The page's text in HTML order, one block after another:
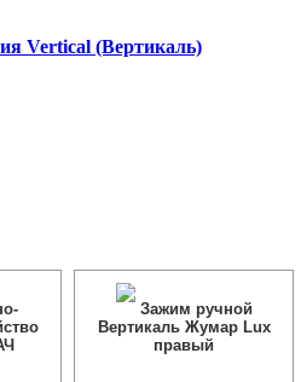
Vertical (Вертикаль)
Зажим ручной
Вертикаль Жумар Lux
правый